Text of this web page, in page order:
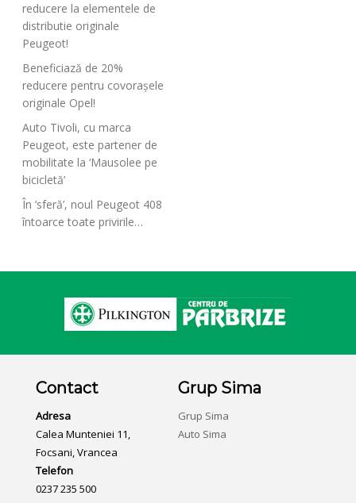
reducere la elementele de
distributie originale
Peugeot!
Beneficiază de 20%
reducere pentru covorașele
originale Opel!
Auto Tivoli, cu marca
Peugeot, este partener de
mobilitate la ‘Mausolee pe
bicicletă’
În ‘sferă’, noul Peugeot 408
întoarce toate privirile…
Contact
Adresa
Calea Munteniei 11,
Focsani, Vrancea
Telefon
0237 235 500
Grup Sima
Grup Sima
Auto Sima